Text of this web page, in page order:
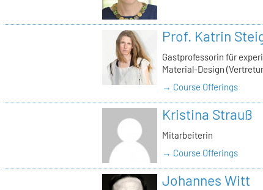
Prof. Katrin
Gastprofessorin für
Material-Design
→ Course Offerings
Kristina Strauß
Mitarbeiterin
→ Course Offerings
Johannes Witt